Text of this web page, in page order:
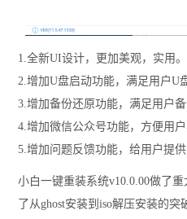
1.全新UI设计，更加美观，实用。
2.增加U盘启动功能，满足用户U
3.增加备份还原功能，满足用户
4.增加微信公众号功能，方便用
5.增加问题反馈功能，给用户提
小白一键重装系统v10.0.00做了
了从ghost安装到iso解压安装的